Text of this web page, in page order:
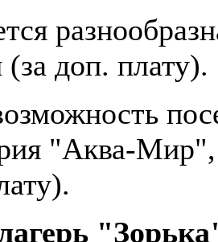
(за доп. плату).
"Аква-Мир",